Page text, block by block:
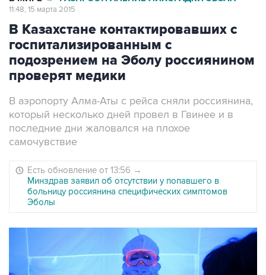
11:48, 15 марта 2015
В Казахстане контактировавших с
госпитализированным с
подозрением на Эболу россиянином
проверят медики
В аэропорту Алма-Аты с рейса сняли россиянина,
который несколько дней провел в Гвинее и в
последние дни жаловался на плохое
самочувствие
Есть обновление от 13:56 →
Минздрав заявил об отсутствии у попавшего в
больницу россиянина специфических симптомов
Эболы